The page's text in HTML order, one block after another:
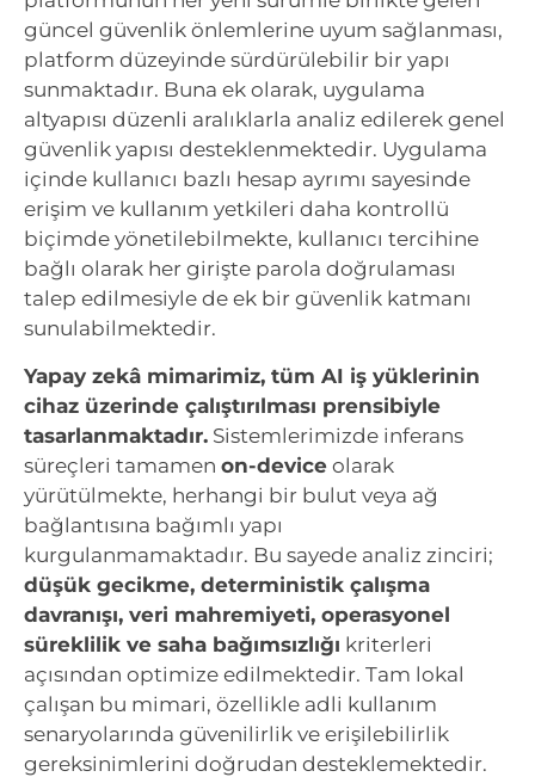
güncel güvenlik önlemlerine uyum sağlanması,
platform düzeyinde sürdürülebilir bir yapı
sunmaktadır. Buna ek olarak, uygulama
altyapısı düzenli aralıklarla analiz edilerek genel
güvenlik yapısı desteklenmektedir. Uygulama
içinde kullanıcı bazlı hesap ayrımı sayesinde
erişim ve kullanım yetkileri daha kontrollü
biçimde yönetilebilmekte, kullanıcı tercihine
bağlı olarak her girişte parola doğrulaması
talep edilmesiyle de ek bir güvenlik katmanı
sunulabilmektedir.
Yapay zekâ mimarimiz, tüm AI iş yüklerinin
cihaz üzerinde çalıştırılması prensibiyle
tasarlanmaktadır. Sistemlerimizde inferans
süreçleri tamamen on-device olarak
yürütülmekte, herhangi bir bulut veya ağ
bağlantısına bağımlı yapı
kurgulanmamaktadır. Bu sayede analiz zinciri;
düşük gecikme, deterministik çalışma
davranışı, veri mahremiyeti, operasyonel
süreklilik ve saha bağımsızlığı kriterleri
açısından optimize edilmektedir. Tam lokal
çalışan bu mimari, özellikle adli kullanım
senaryolarında güvenilirlik ve erişilebilirlik
gereksinimlerini doğrudan desteklemektedir.